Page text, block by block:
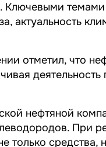
Ключевыми
актуальность
отметил, что
нефтяной
При
только средства,